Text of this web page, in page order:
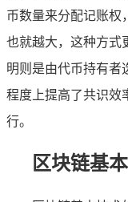
币数量来分配记账权
也就越大，这种方式
明则是由代币持有者
程度上提高了共识效
行。
区块链基